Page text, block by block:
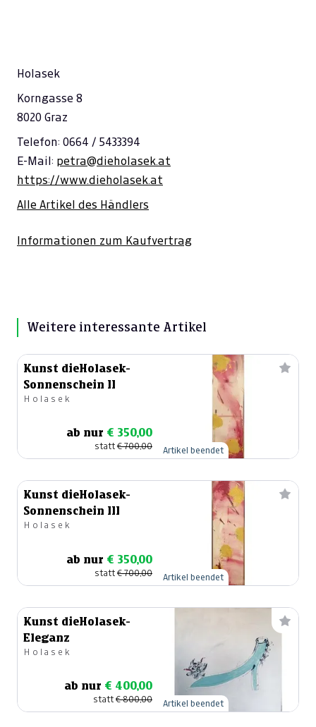
Holasek
Korngasse 8
8020 Graz
Telefon: 0664 / 5433394
E-Mail: petra@dieholasek.at
https://www.dieholasek.at
Alle Artikel des Händlers
Informationen zum Kaufvertrag
Weitere interessante Artikel
Kunst dieHolasek-
Sonnenschein II
Holasek
ab nur € 350,00
statt€ 700,00 Artikel beendet
Kunst dieHolasek-
Sonnenschein III
Holasek
ab nur € 350,00
statt€ 700,00 Artikel beendet
Kunst dieHolasek-
Eleganz
Holasek
ab nur € 400,00
statt€ 800,00 Artikel beendet